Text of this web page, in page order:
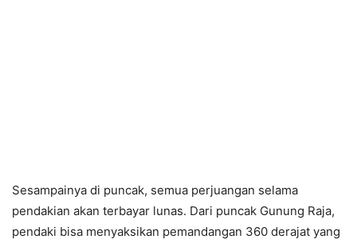
Sesampainya di puncak, semua perjuangan selama
pendakian akan terbayar lunas. Dari puncak Gunung Raja,
pendaki bisa menyaksikan pemandangan 360 derajat yang